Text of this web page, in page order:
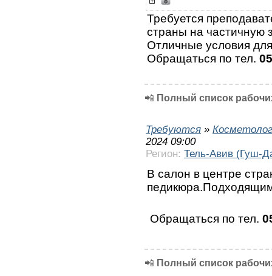
Требуется
страны на частичную
Отличные условия
Обращаться по тел.
📲 Полный список
Требуются »
2024 09:00
Регион: Тель-Авив (Гуш-
В салон в центре
Обращаться по тел.
📲 Полный список